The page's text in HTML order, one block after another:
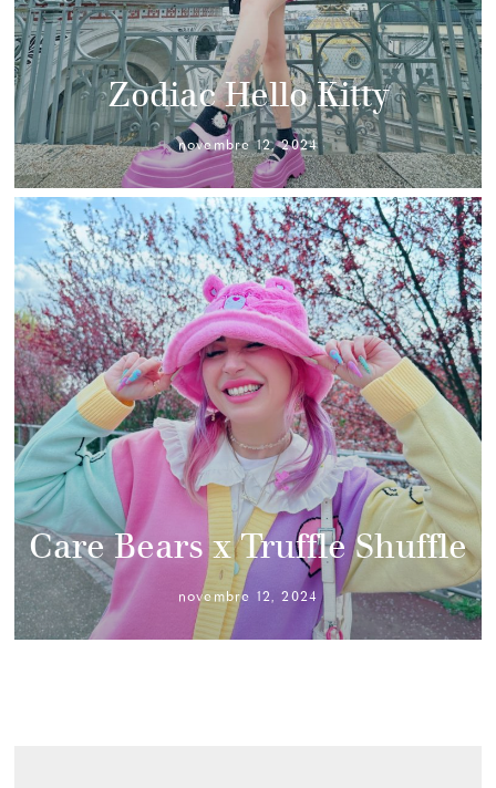
Zodiac Hello Kitty
novembre 12, 2024
Care Bears x Truffle Shuffle
novembre 12, 2024